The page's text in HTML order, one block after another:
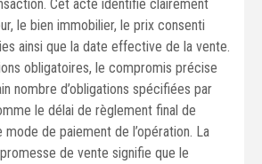
Cet acte identifie clairement
le bien immobilier, le prix consenti
ainsi que la date effective de la vente.
obligatoires, le compromis précise
nombre d’obligations spécifiées par
le délai de règlement final de
mode de paiement de l’opération. La
de vente signifie que le